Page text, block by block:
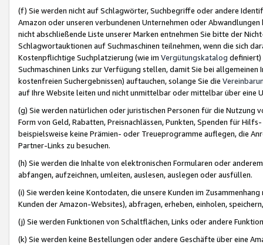
(f) Sie werden nicht auf Schlagwörter, Suchbegriffe oder andere
Amazon oder unseren verbundenen Unternehmen oder
nicht abschließende Liste unserer Marken entnehmen Sie bitte der
Schlagwortauktionen auf Suchmaschinen teilnehmen, wenn die sich
Kostenpflichtige Suchplatzierung (wie im Vergütungskatalog definiert)
Suchmaschinen Links zur Verfügung stellen, damit Sie bei
kostenfreien Suchergebnissen) auftauchen, solange Sie die
auf Ihre Website leiten und nicht unmittelbar oder mittelbar über eine
(g) Sie werden natürlichen oder juristischen Personen für die Nutzung
Form von Geld, Rabatten, Preisnachlässen, Punkten, Spenden für
beispielsweise keine Prämien- oder Treueprogramme auflegen, die
Partner-Links zu besuchen.
(h) Sie werden die Inhalte von elektronischen Formularen oder
abfangen, aufzeichnen, umleiten, auslesen, auslegen oder ausfüllen.
(i) Sie werden keine Kontodaten, die unsere Kunden im
Kunden der Amazon-Websites), abfragen, erheben, einholen,
(j) Sie werden Funktionen von Schaltflächen, Links oder andere
(k) Sie werden keine Bestellungen oder andere Geschäfte über eine